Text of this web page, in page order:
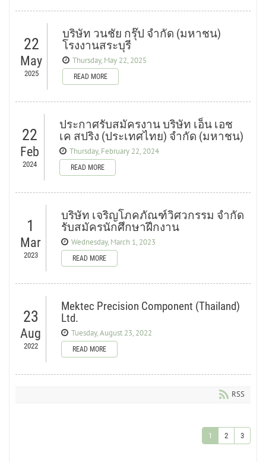
22
May
2025
บริษัท วนชัย กรุ๊ป จำกัด (มหาชน)
โรงงานสระบุรี
Thursday, May 22, 2025
READ MORE
22
Feb
2024
ประกาศรับสมัครงาน บริษัท เอ็น เอช
เค สปริง (ประเทศไทย) จำกัด (มหาชน)
Thursday, February 22, 2024
READ MORE
1
Mar
2023
บริษัท เจริญโภคภัณฑ์วิศวกรรม จำกัด
รับสมัครนักศึกษาฝึกงาน
Wednesday, March 1, 2023
READ MORE
23
Aug
2022
Mektec Precision Component (Thailand)
Ltd.
Tuesday, August 23, 2022
READ MORE
RSS
1 2 3